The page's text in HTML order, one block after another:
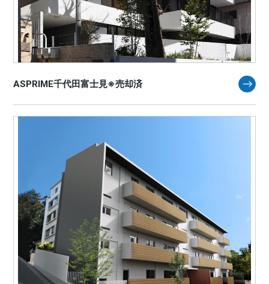
ASPRIME千代田富士見※売却済